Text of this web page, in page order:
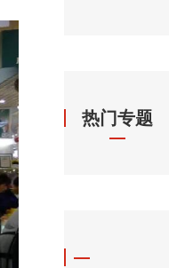
热门专题